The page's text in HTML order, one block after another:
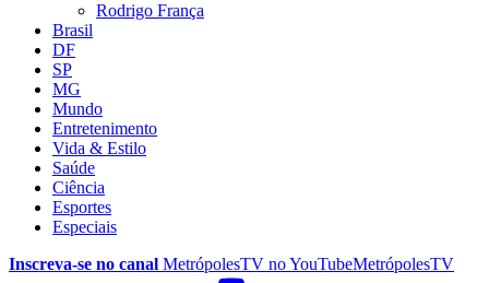
Rodrigo França
Brasil
DF
SP
MG
Mundo
Entretenimento
Vida & Estilo
Saúde
Ciência
Esportes
Especiais
Inscreva-se no canal MetrópolesTV noYouTubeMetrópolesTV